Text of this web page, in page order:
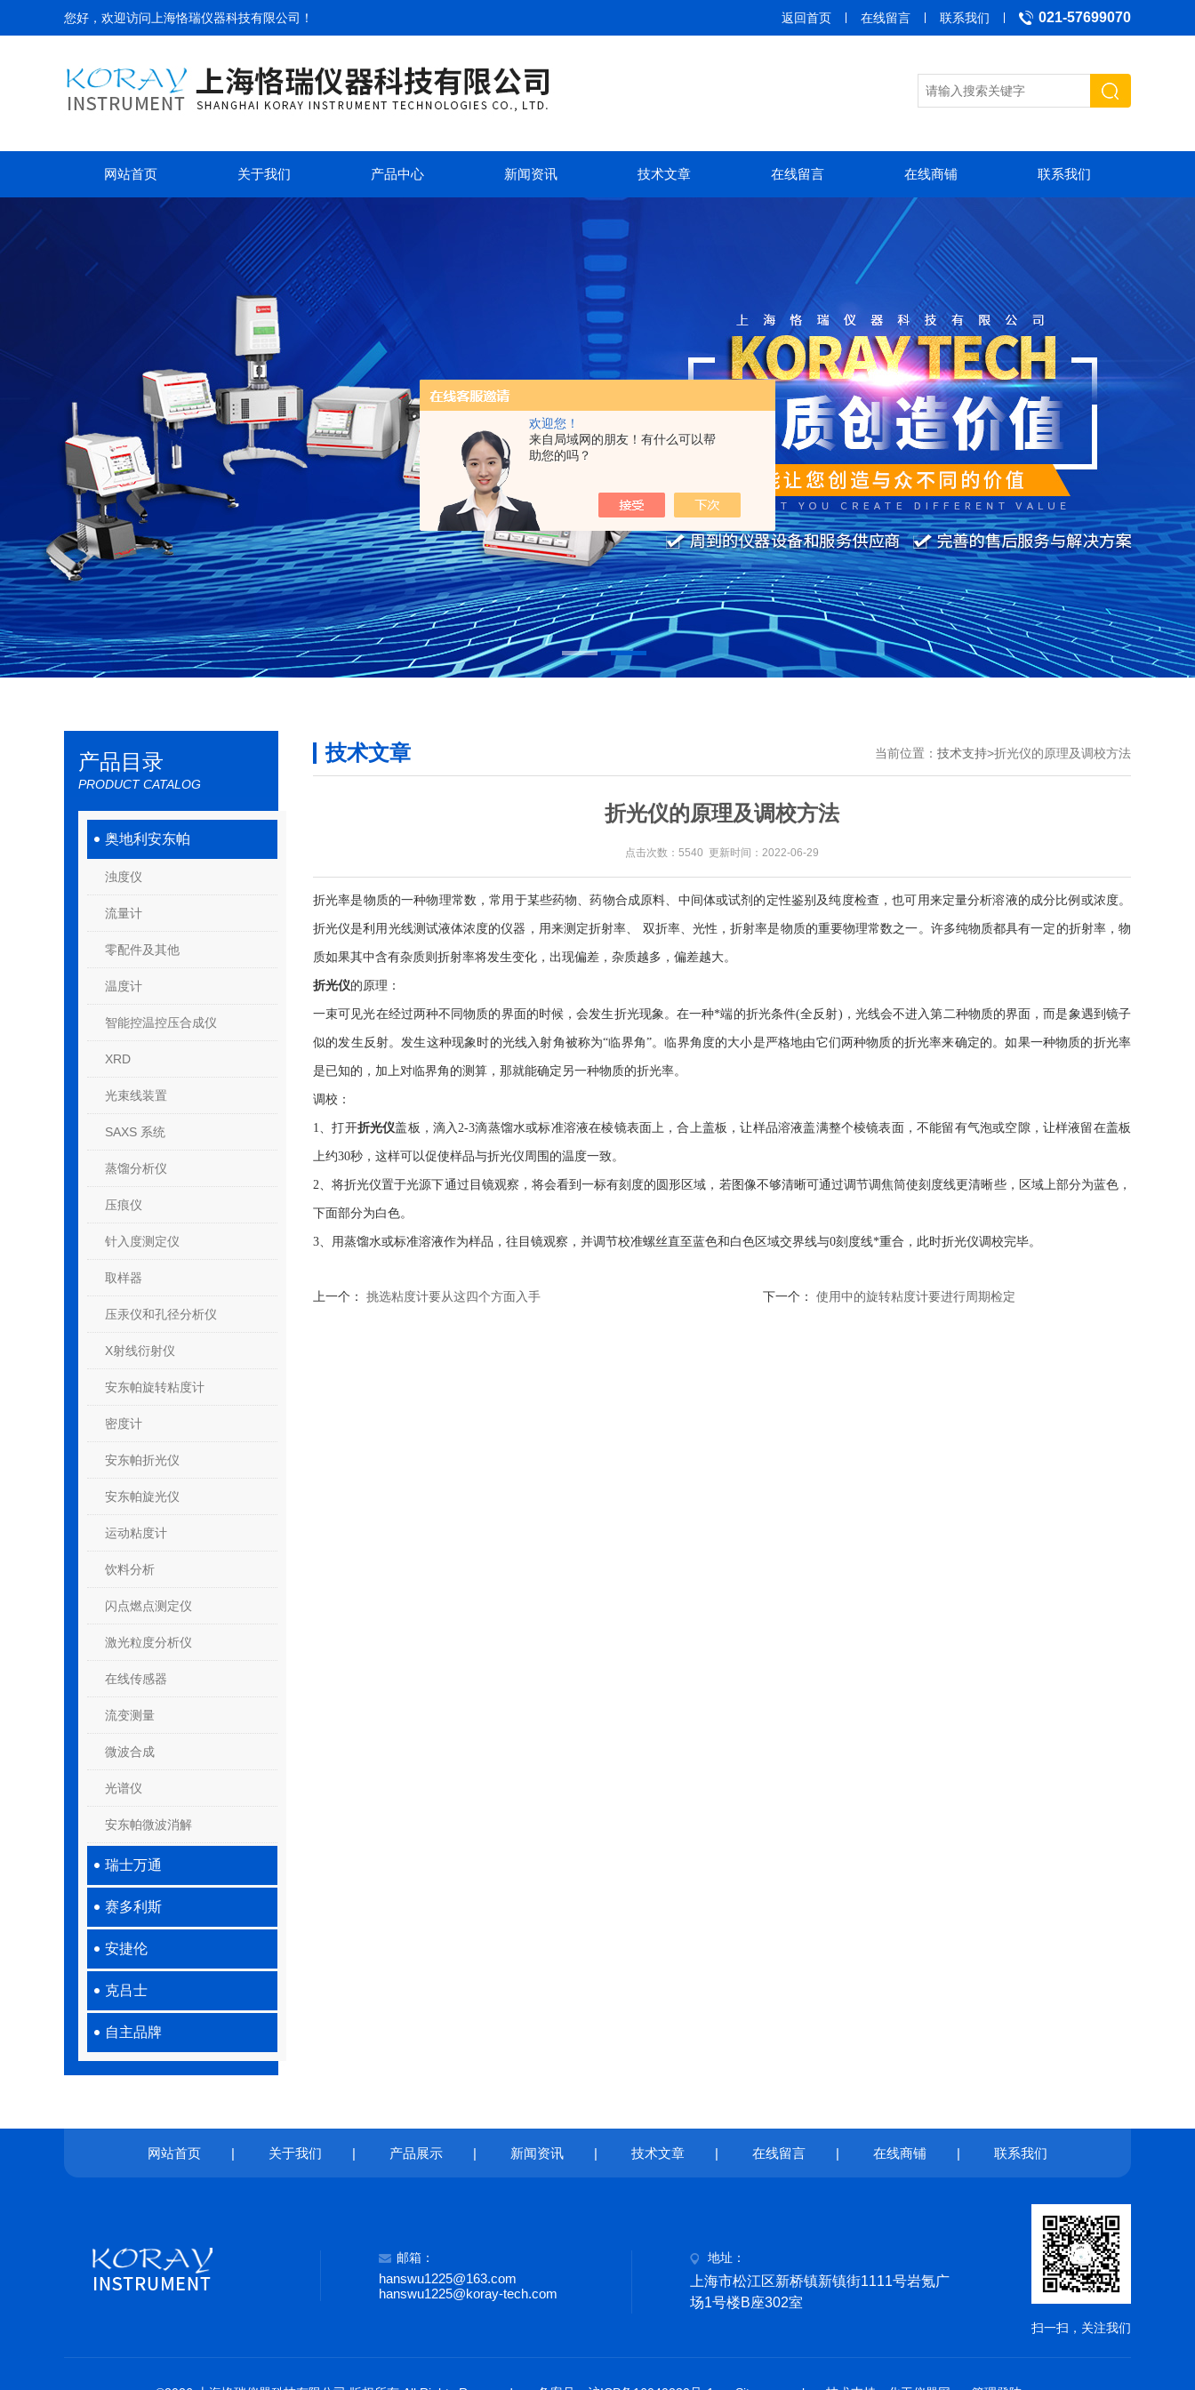
欢迎您！
来自局域网的朋友！有什么可以帮
助您的吗？
您好，欢迎访问 上海恪瑞仪器科技有限公司 ！ 021-57699070
返回首页 在线留言 联系我们
网站首页 关于我们 产品中心 新闻资讯 技术文章 在线留言 在线商铺 联系我们
产品目录
PRODUCT CATALOG
奥地利安东帕
浊度仪
流量计
零配件及其他
温度计
智能控温控压合成仪
XRD
光束线装置
SAXS 系统
蒸馏分析仪
压痕仪
针入度测定仪
取样器
压汞仪和孔径分析仪
X射线衍射仪
安东帕旋转粘度计
密度计
安东帕折光仪
安东帕旋光仪
运动粘度计
饮料分析
闪点燃点测定仪
激光粒度分析仪
在线传感器
流变测量
微波合成
光谱仪
安东帕微波消解
瑞士万通
赛多利斯
安捷伦
克吕士
自主品牌
技术文章 当前位置： 技术支持>折光仪的原理及调校方法
折光仪的原理及调校方法
点击次数：5540 更新时间：2022-06-29
折光率是物质的一种物理常数，常用于某些药物、药物合成原料、中间体或试剂的定性鉴别及纯度检查，也可用来定量分析溶液的成分比例或浓度。
折光仪是利用光线测试液体浓度的仪器，用来测定折射率、 双折率、光性，折射率是物质的重要物理常数之一。许多纯物质都具有一定的折射率，物
质如果其中含有杂质则折射率将发生变化，出现偏差，杂质越多，偏差越大。
折光仪的原理：
一束可见光在经过两种不同物质的界面的时候，会发生折光现象。在一种*端的折光条件(全反射)，光线会不进入第二种物质的界面，而是象遇到镜子
似的发生反射。发生这种现象时的光线入射角被称为“临界角”。临界角度的大小是严格地由它们两种物质的折光率来确定的。如果一种物质的折光率
是已知的，加上对临界角的测算，那就能确定另一种物质的折光率。
调校：
1、打开折光仪盖板，滴入2-3滴蒸馏水或标准溶液在棱镜表面上，合上盖板，让样品溶液盖满整个棱镜表面，不能留有气泡或空隙，让样液留在盖板
上约30秒，这样可以促使样品与折光仪周围的温度一致。
2、将折光仪置于光源下通过目镜观察，将会看到一标有刻度的圆形区域，若图像不够清晰可通过调节调焦筒使刻度线更清晰些，区域上部分为蓝色，
下面部分为白色。
3、用蒸馏水或标准溶液作为样品，往目镜观察，并调节校准螺丝直至蓝色和白色区域交界线与0刻度线*重合，此时折光仪调校完毕。
上一个： 挑选粘度计要从这四个方面入手 下一个： 使用中的旋转粘度计要进行周期检定
网站首页 | 关于我们 | 产品展示 | 新闻资讯 | 技术文章 | 在线留言 | 在线商铺 | 联系我们
邮箱：
hanswu1225@163.com
hanswu1225@koray-tech.com
地址：
上海市松江区新桥镇新镇街1111号岩氪广
场1号楼B座302室
扫一扫，关注我们